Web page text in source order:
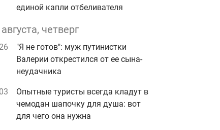
единой капли отбеливателя
четверг
"Я не готов": муж путинистки
Валерии открестился от ее сына-
неудачника
Опытные туристы всегда кладут в
чемодан шапочку для душа: вот
для чего она нужна